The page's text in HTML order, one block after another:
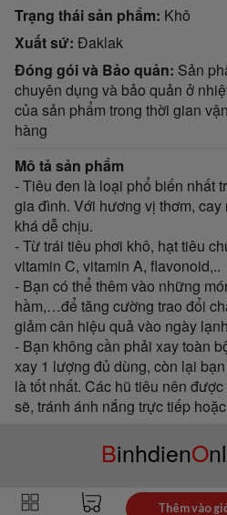
Trạng thái sản phẩm Khô
Xuất sứ Đaklak
Đóng gói và Bảo quản Sản
chuyên dụng và bảo quản ở
của sản phẩm trong thời gian
hàng
Mô tả sản phẩm
- Tiêu đen là loại phổ biến nhất
gia đình. Với hương vị thơm,
khá dễ chịu.
- Từ trái tiêu phơi khô, hạt tiêu
vitamin C, vitamin A, flavonoid,..
- Bạn có thể thêm vào những
hầm,…để tăng cường trao đổi
giảm cân hiệu quả vào ngày
- Bạn không cần phải xay toàn
xay 1 lượng đủ dùng, còn lại
là tốt nhất. Các hũ tiêu nên
sẽ, tránh ánh nắng trực tiếp
BinhdienO
Thêm vào